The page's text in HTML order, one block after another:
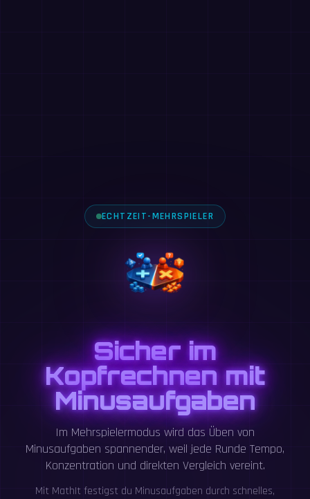
ECHTZEIT-MEHRSPIELER
Sicher im
Kopfrechnen mit
Minusaufgaben
Im Mehrspielermodus wird das Üben von
Minusaufgaben spannender, weil jede Runde Tempo,
Konzentration und direkten Vergleich vereint.
Mit MathIt festigst du Minusaufgaben durch schnelles,